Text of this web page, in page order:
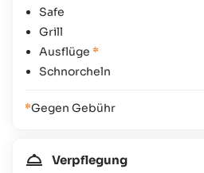
Safe
Grill
Ausflüge *
Schnorcheln
*Gegen Gebühr
Verpflegung